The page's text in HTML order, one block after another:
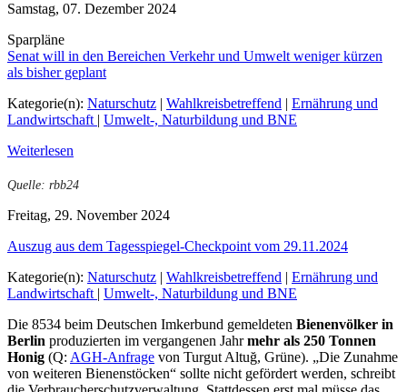
Samstag, 07. Dezember 2024
Sparpläne
Senat will in den Bereichen Verkehr und Umwelt weniger kürzen
als bisher geplant
Kategorie(n): Naturschutz | Wahlkreisbetreffend | Ernährung und
Landwirtschaft | Umwelt-, Naturbildung und BNE
Weiterlesen
Quelle: rbb24
Freitag, 29. November 2024
Auszug aus dem Tagesspiegel-Checkpoint vom 29.11.2024
Kategorie(n): Naturschutz | Wahlkreisbetreffend | Ernährung und
Landwirtschaft | Umwelt-, Naturbildung und BNE
Die 8534 beim Deutschen Imkerbund gemeldeten Bienenvölker in
Berlin produzierten im vergangenen Jahrmehr als 250 Tonnen
Honig (Q: AGH-Anfrage von Turgut Altuğ, Grüne). „Die Zunahme
von weiteren Bienenstöcken“ sollte nicht gefördert werden, schreibt